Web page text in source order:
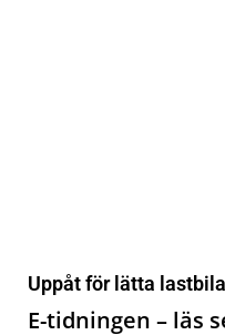
Uppåt för lätta
E-tidningen – läs